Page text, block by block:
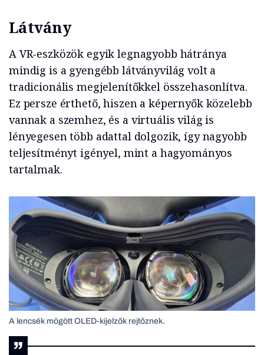
Látvány
A VR-eszközök egyik legnagyobb hátránya
mindig is a gyengébb látványvilág volt a
tradicionális megjelenítőkkel összehasonlítva.
Ez persze érthető, hiszen a képernyők közelebb
vannak a szemhez, és a virtuális világ is
lényegesen több adattal dolgozik, így nagyobb
teljesítményt igényel, mint a hagyományos
tartalmak.
A lencsék mögött OLED-kijelzők rejtőznek.